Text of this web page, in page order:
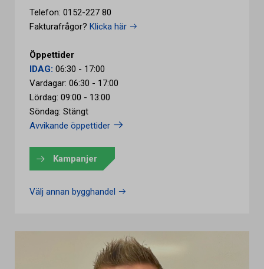
Telefon: 0152-227 80
Fakturafrågor? Klicka här
Öppettider
IDAG: 06:30 - 17:00
Vardagar: 06:30 - 17:00
Lördag: 09:00 - 13:00
Söndag: Stängt
Avvikande öppettider
Kampanjer
Välj annan bygghandel